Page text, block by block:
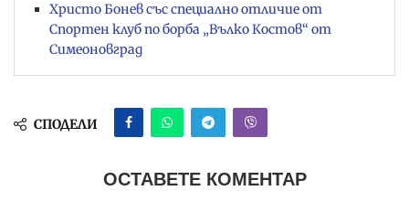
Христо Бонев със специално отличие от
Спортен клуб по борба „Вълко Костов“ от
Симеоновград
СПОДЕЛИ
ОСТАВЕТЕ КОМЕНТАР